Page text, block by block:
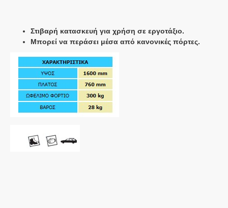
Στιβαρή κατασκευή για χρήση σε εργοτάξιο.
Μπορεί να περάσει μέσα από κανονικές πόρτες.